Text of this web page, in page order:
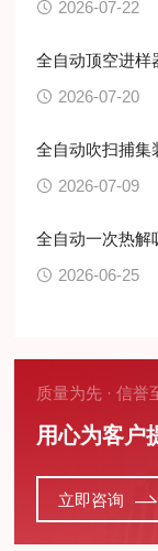
2026-07-22
全自动顶空进样
2026-07-20
全自动吹扫捕集
2026-07-09
全自动一次热解
2026-06-25
质量为先 · 信誉
用心为客户
立即咨询